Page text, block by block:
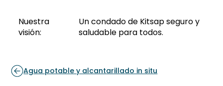
Nuestra
visión:
Un condado de Kitsap seguro y
saludable para todos.
Agua potable y alcantarillado in situ